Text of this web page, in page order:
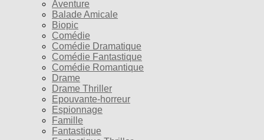
Aventure
Balade Amicale
Biopic
Comédie
Comédie Dramatique
Comédie Fantastique
Comédie Romantique
Drame
Drame Thriller
Epouvante-horreur
Espionnage
Famille
Fantastique